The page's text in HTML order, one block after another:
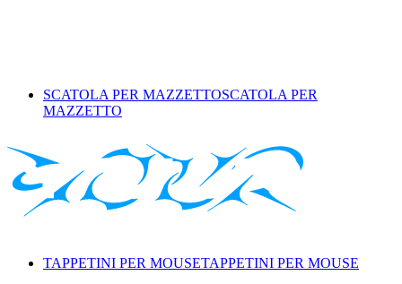
SCATOLA PER MAZZETTOSCATOLA PER
MAZZETTO
TAPPETINI PER MOUSETAPPETINI PER MOUSE